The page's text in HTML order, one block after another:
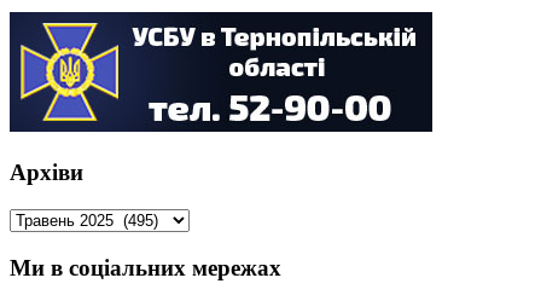
Архіви
Архіви
Ми в соціальних мережах